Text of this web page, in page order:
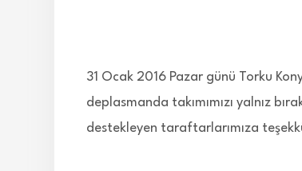
31 Ocak 2016 Pazar günü Torku
deplasmanda takımımızı yalnız
destekleyen taraftarlarımıza